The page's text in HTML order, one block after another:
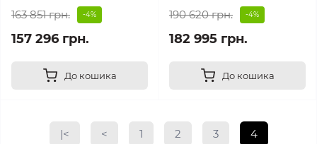
163 851 грн. -4%
157 296 грн.
До кошика
190 620 грн. -4%
182 995 грн.
До кошика
|< < 1 2 3 4